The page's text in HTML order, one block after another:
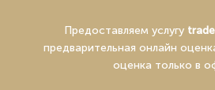
Предоставляем услугу
предварительная онлайн
оценка только в